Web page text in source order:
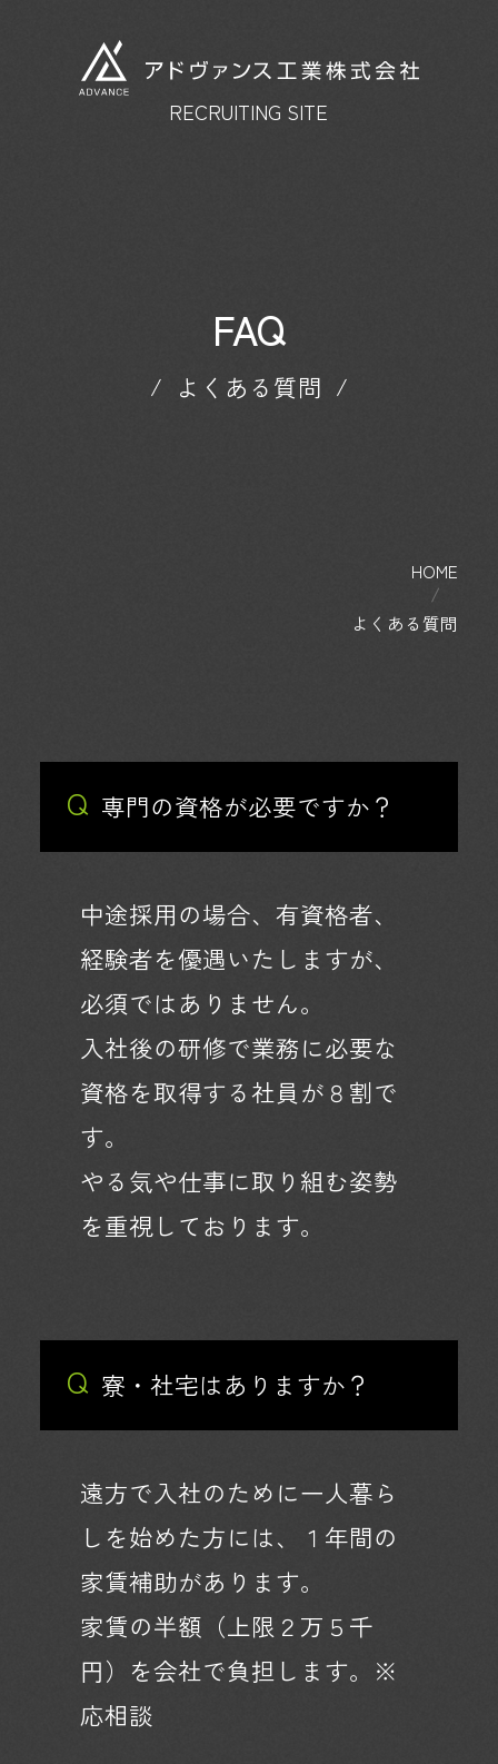
RECRUITING SITE
FAQ
よくある質問
HOME
よくある質問
Q 専門の資格が必要ですか？
中途採用の場合、有資格者、
経験者を優遇いたしますが、
必須ではありません。
入社後の研修で業務に必要な
資格を取得する社員が８割で
す。
やる気や仕事に取り組む姿勢
を重視しております。
Q 寮・社宅はありますか？
遠方で入社のために一人暮ら
しを始めた方には、１年間の
家賃補助があります。
家賃の半額（上限２万５千
円）を会社で負担します。※
応相談